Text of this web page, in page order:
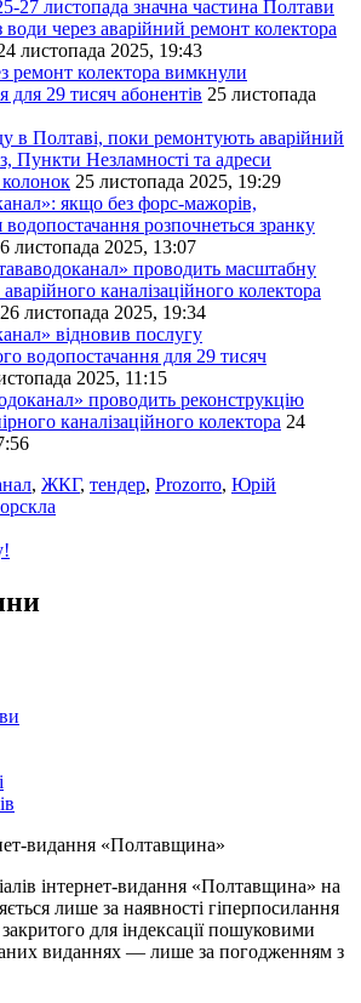
27 листопада значна частина Полтави
води через аварійний ремонт колектора
листопада 2025, 19:43
ремонт колектора вимкнули
для 29 тисяч абонентів 25 листопада
в Полтаві, поки ремонтують аварійний
Пункти Незламності та адреси
25 листопада 2025, 19:29
якщо без форс-мажорів,
водопостачання розпочнеться зранку
листопада 2025, 13:07
проводить масштабну
каналізаційного колектора
26 листопада 2025, 19:34
відновив послугу
водопостачання для 29 тисяч
2025, 11:15
проводить реконструкцію
каналізаційного колектора 24
, ЖКГ, тендер, Prozorro, Юрій
видання «Полтавщина»
інтернет-видання «Полтавщина» на
лише за наявності гіперпосилання
для індексації пошуковими
виданнях — лише за погодженням з